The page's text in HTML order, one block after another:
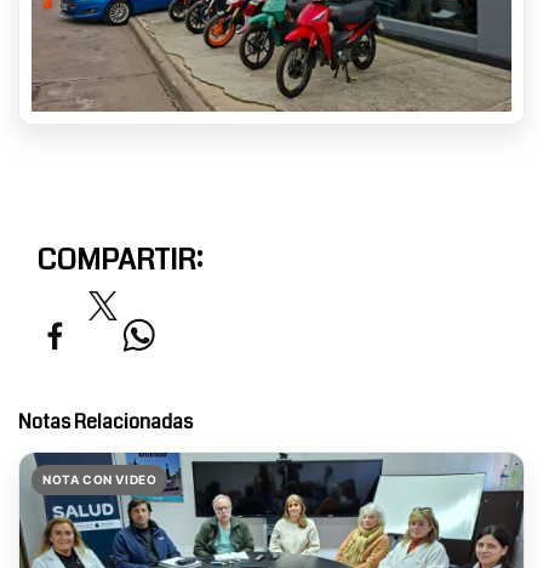
COMPARTIR:
Notas Relacionadas
NOTA CON VIDEO